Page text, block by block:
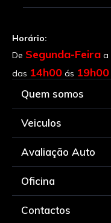
Horário:
De Segunda-Feira a
das 14h00 ás 19h00
Quem somos
Veiculos
Avaliação Auto
Oficina
Contactos